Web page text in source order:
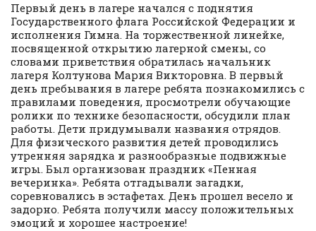
Первый день в лагере начался с поднятия
Государственного флага Российской Федерации и
исполнения Гимна. На торжественной линейке,
посвященной открытию лагерной смены, со
словами приветствия обратилась начальник
лагеря Колтунова Мария Викторовна. В первый
день пребывания в лагере ребята познакомились с
правилами поведения, просмотрели обучающие
ролики по технике безопасности, обсудили план
работы. Дети придумывали названия отрядов.
Для физического развития детей проводились
утренняя зарядка и разнообразные подвижные
игры. Был организован праздник «Пенная
вечеринка». Ребята отгадывали загадки,
соревновались в эстафетах. День прошел весело и
задорно. Ребята получили массу положительных
эмоций и хорошее настроение!